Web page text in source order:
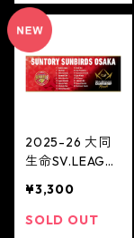
2025-26 大同
生命SV.LEAGU
HIP Finals フェ
イスタオル(サ
¥3,300
SOLD OUT